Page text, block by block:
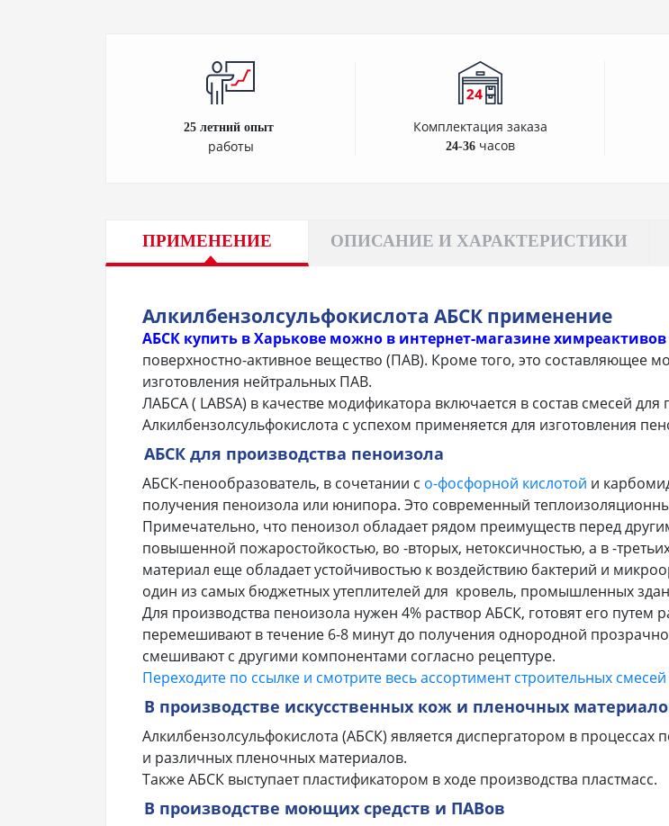
25 летний опыт
работы
Комплектация заказа
24-36часов
ПРИМЕНЕНИЕ ОПИСАНИЕ И ХАРАКТЕРИСТИКИ
Алкилбензолсульфокислота АБСК применение
АБСК купить в Харькове можно в интернет-магазине
поверхностно-активное вещество (ПАВ). Кроме того, это составляющее
изготовления нейтральных ПАВ.
ЛАБСА ( LABSA) в качестве модификатора включается в состав смесей
Алкилбензолсульфокислота с успехом применяется для изготовления
АБСК для производства пеноизола
АБСК-пенообразователь, в сочетании с о-фосфорной кислотой и
получения пеноизола или юнипора. Это современный
Примечательно, что пеноизол обладает рядом преимуществ перед
повышенной пожаростойкостью, во -вторых, нетоксичностью, а в -
материал еще обладает устойчивостью к воздействию бактерий и
один из самых бюджетных утеплителей для кровель, промышленных
Для производства пеноизола нужен 4% раствор АБСК, готовят его путем
перемешивают в течение 6-8 минут до получения однородной
смешивают с другими компонентами согласно рецептуре.
Переходите по ссылке и смотрите весь ассортимент строительных
В производстве искусственных кож и пленочных
Алкилбензолсульфокислота (АБСК) является диспергатором в
и различных пленочных материалов.
Также АБСК выступает пластификатором в ходе производства пластмасс.
В производстве моющих средств и ПАВов